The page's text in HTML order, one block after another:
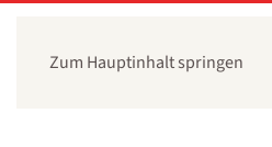
Zum Hauptinhalt springen